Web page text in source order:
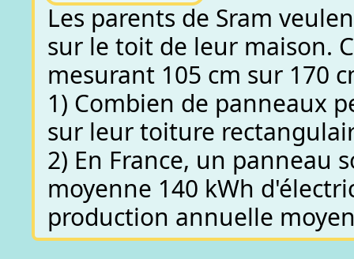
Les parents de Sram
sur le toit de leur maison.
mesurant 105 cm sur 170
1) Combien de panneaux
sur leur toiture
2) En France, un panneau
moyenne 140 kWh
production annuelle